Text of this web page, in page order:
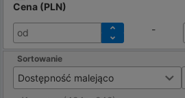
Cena (PLN)
od -
Dostępność malejąco
Sortowanie